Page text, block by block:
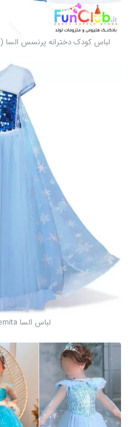
لباس کودک دخترانه پرنسس السا (ElsaFrozen) فروزن (دارای سایزبندی)
لباس السا Elsa Dress Modernita